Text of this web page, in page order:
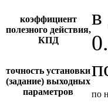
коэффициент
полезного действия,
КПД
в
точность установки
(задание) выходных
параметров
по